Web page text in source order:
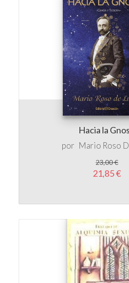
Hacia la
por Mario Roso
23,00 €
21,85 €